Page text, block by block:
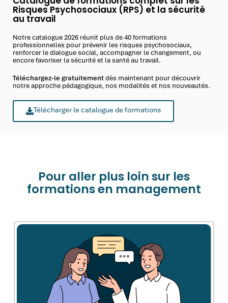
Risques Psychosociaux (RPS) et la sécurité
au travail
Notre catalogue 2026 réunit plus de 40 formations
professionnelles pour prévenir les risques psychosociaux,
renforcer le dialogue social, accompagner le changement, ou
encore favoriser la sécurité et la santé au travail.
Téléchargez-le gratuitementdès maintenant pour découvrir
notre approche pédagogique, nos modalités et nos nouveautés.
Télécharger le catalogue de formations
Pour aller plus loin sur les
formations en management